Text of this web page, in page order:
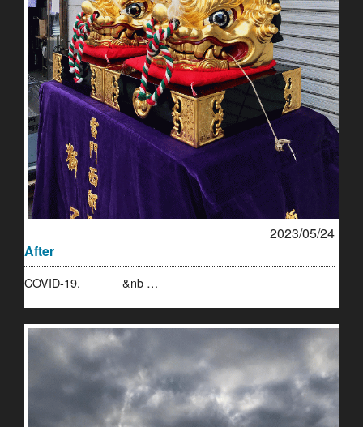
2023/05/24
After
COVID-19. &nb …